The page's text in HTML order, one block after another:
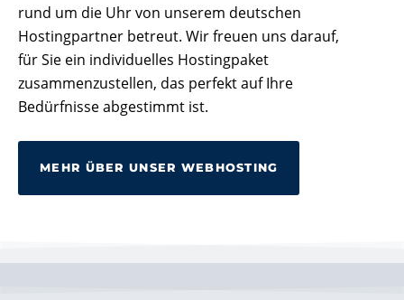
rund um die Uhr von unserem deutschen
Hostingpartner betreut. Wir freuen uns darauf,
für Sie ein individuelles Hostingpaket
zusammenzustellen, das perfekt auf Ihre
Bedürfnisse abgestimmt ist.
MEHR ÜBER UNSER WEBHOSTING